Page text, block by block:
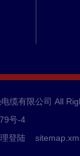
缆有限公司 All
号-4
登陆 sitemap.xml